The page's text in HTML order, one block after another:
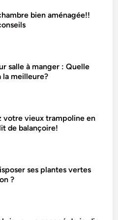
bien aménagée!!
salle à manger : Quelle
la meilleure?
votre vieux trampoline en
de balançoire!
ses plantes vertes
?